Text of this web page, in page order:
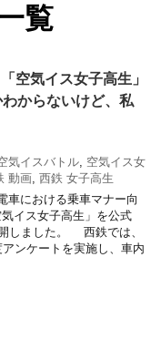
覧
空気イス女子高生」
からないけど、私
気イスバトル, 空気イス女
動画, 西鉄 女子高生
車における乗車マナー向
イス女子高生」を公式
しました。 西鉄では、
ンケートを実施し、車内